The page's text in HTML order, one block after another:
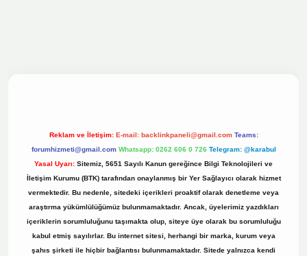
Reklam ve İletişim: E-mail: backlinkpaneli@gmail.com Teams:
forumhizmeti@gmail.com Whatsapp: 0262 606 0 726 Telegram: @karabul
Yasal Uyarı: Sitemiz, 5651 Sayılı Kanun gereğince Bilgi Teknolojileri ve
İletişim Kurumu (BTK) tarafından onaylanmış bir Yer Sağlayıcı olarak hizmet
vermektedir. Bu nedenle, sitedeki içerikleri proaktif olarak denetleme veya
araştırma yükümlülüğümüz bulunmamaktadır. Ancak, üyelerimiz yazdıkları
içeriklerin sorumluluğunu taşımakta olup, siteye üye olarak bu sorumluluğu
kabul etmiş sayılırlar. Bu internet sitesi, herhangi bir marka, kurum veya
şahıs şirketi ile hiçbir bağlantısı bulunmamaktadır. Sitede yalnızca kendi